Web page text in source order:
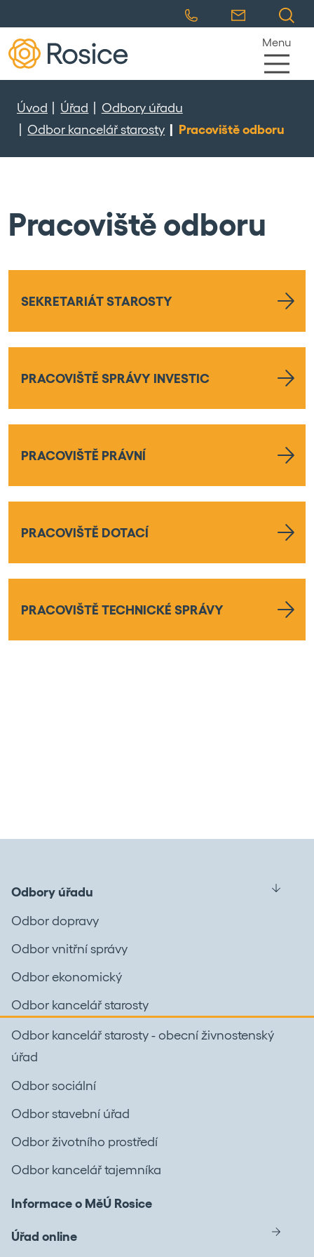
Menu
Úvod Úřad
Odbory úřadu
Odbor kancelář starosty
Pracoviště odboru
Pracoviště odboru
SEKRETARIÁT STAROSTY
PRACOVIŠTĚ SPRÁVY INVESTIC
PRACOVIŠTĚ PRÁVNÍ
PRACOVIŠTĚ DOTACÍ
PRACOVIŠTĚ TECHNICKÉ SPRÁVY
Odbory úřadu
Odbor dopravy
Odbor vnitřní správy
Odbor ekonomický
Odbor kancelář starosty
Odbor kancelář starosty - obecní živnostenský
úřad
Odbor sociální
Odbor stavební úřad
Odbor životního prostředí
Odbor kancelář tajemníka
Informace o MěÚ Rosice
Úřad online